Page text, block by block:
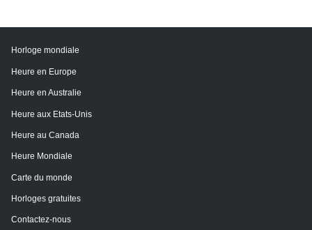
Horloge mondiale
Heure en Europe
Heure en Australie
Heure aux Etats-Unis
Heure au Canada
Heure Mondiale
Carte du monde
Horloges gratuites
Contactez-nous